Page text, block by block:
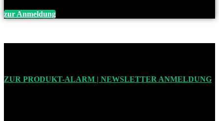
zur Anmeldung
ZUR PRODUKT-ALARM | NEWSLETTER ANMELDUNG